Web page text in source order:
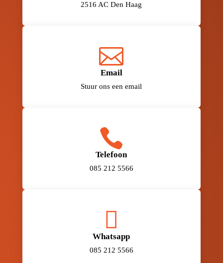
2516 AC Den Haag

Email
Stuur ons een email

Telefoon
085 212 5566

Whatsapp
085 212 5566